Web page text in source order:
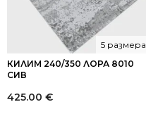
КИЛИМ 240/350 ЛОРА 8010
СИВ
5 размера
425.00 €